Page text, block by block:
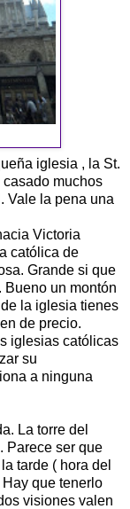
iglesia , la St.
muchos
Vale la pena una
Victoria
católica de
Grande si que
Bueno un montón
la iglesia tienes
de precio.
iglesias católicas
su
a ninguna
La torre del
Parece ser que
tarde ( hora del
que tenerlo
visiones valen